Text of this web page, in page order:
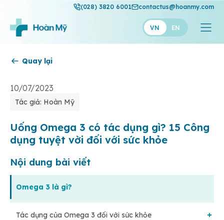
(028) 3820 6001 contactus@hoanmy.com
VN EN
Thuận Mỹ
Quay lại
10/07/2023
Tác giả: Hoàn Mỹ
Uống Omega 3 có tác dụng gì? 15 Công
dụng tuyệt vời đối với sức khỏe
Nội dung bài viết
Omega 3 là gì?
Tác dụng của Omega 3 đối với sức khỏe